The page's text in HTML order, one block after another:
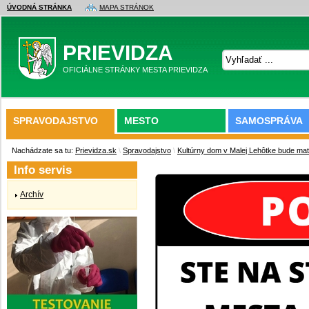
ÚVODNÁ STRÁNKA MAPA STRÁNOK
PRIEVIDZA
OFICIÁLNE STRÁNKY MESTA PRIEVIDZA
SPRAVODAJSTVO MESTO SAMOSPRÁVA
Nachádzate sa tu: Prievidza.sk \ Spravodajstvo \ Kultúrny dom v Malej Lehôtke bude
Info servis
Archív